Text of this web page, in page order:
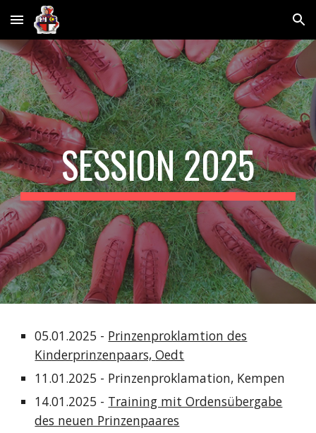
Skip to main content Skip to navigation
SESSION 2025
05.01.2025 - Prinzenproklamtion des
Kinderprinzenpaars,Oedt
11.01.2025 - Prinzenproklamation, Kempen
14.01.2025 - Training mit Ordensübergabe
des neuen Prinzenpaares